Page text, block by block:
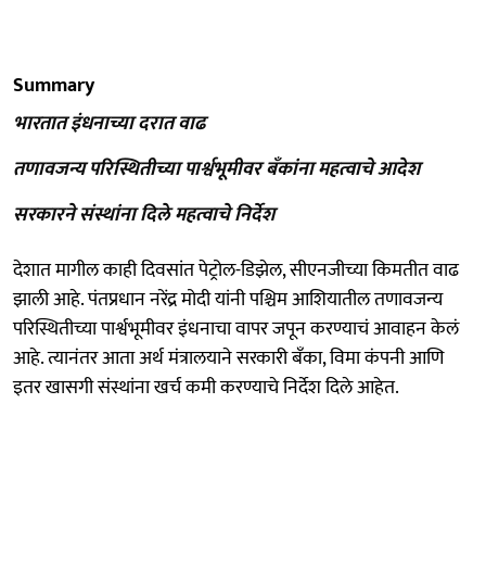
Summary
भारतात इंधनाच्या दरात वाढ
तणावजन्य परिस्थितीच्या पार्श्वभूमीवर बँकांना महत्वाचे आदेश
सरकारने संस्थांना दिले महत्वाचे निर्देश
देशात मागील काही दिवसांत पेट्रोल-डिझेल, सीएनजीच्या किमतीत वाढ
झाली आहे. पंतप्रधान नरेंद्र मोदी यांनी पश्चिम आशियातील तणावजन्य
परिस्थितीच्या पार्श्वभूमीवर इंधनाचा वापर जपून करण्याचं आवाहन केलं
आहे. त्यानंतर आता अर्थ मंत्रालयाने सरकारी बँका, विमा कंपनी आणि
इतर खासगी संस्थांना खर्च कमी करण्याचे निर्देश दिले आहेत.